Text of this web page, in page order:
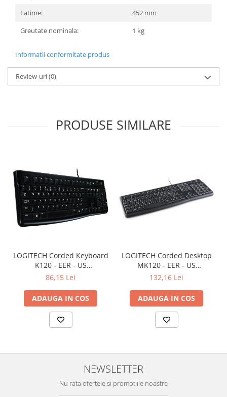
Foto & Video
Cloud si Aplicatii SaaS
Securitate Date
Firewall
Latime:
452 mm
Greutate nominala:
1 kg
Informatii conformitate produs
Review-uri(0)
PRODUSE SIMILARE
LOGITECH Corded Keyboard
K120 - EER - US
International layout
86,15 Lei
ADAUGA IN COS
LOGITECH Corded Desktop
MK120 - EER - US
International layout
132,16 Lei
ADAUGA IN COS
NEWSLETTER
Nu rata ofertele si promotiile noastre